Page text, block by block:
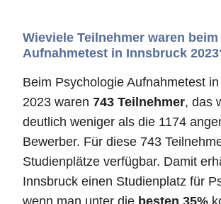
Wieviele Teilnehmer waren beim
Aufnahmetest in Innsbruck
Beim Psychologie Aufnahmetest
2023 waren 743 Teilnehmer, das
deutlich weniger als die 1174
Bewerber. Für diese 743
Studienplätze verfügbar. Damit
Innsbruck einen Studienplatz für